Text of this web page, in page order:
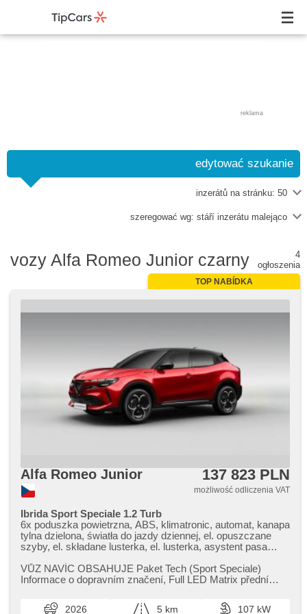
reklama
edytować szukanie
inzerátů na stránku: 50
szeregować wg: stáří inzerátu malejąco
vozy Alfa Romeo Junior czarny
4
ogłoszenia
TOP NABÍDKA
Alfa Romeo Junior 137 823 PLN
możliwość odliczenia VAT
Ibrida Sport Speciale 1.2 Turb
6x poduszka powietrzna, ABS, klimatronic, automat, kanapa
tylna dzielona, światła do jazdy dziennej, el. opuszczane
szyby, el. składane lusterka, el. lusterka, asystent pasa
napęd 4x2, czujnik deszczu, czujnik ciśnienia opon, fotele
sportowe, stabilizacja podwozia (ESP), tempomat
podgrzewane lusterka, fotele regulowane, aktywne
VŮZ NAVÍC OBSAHUJE Paket Tech (Sport Speciale)
Informace o dopravním značení,​ Full LED Matrix přední
2026 5 km
107 kW